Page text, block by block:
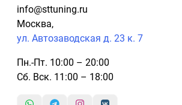
info@sttuning.ru
Москва,
ул. Автозаводская д. 23 к. 7
Пн.-Пт. 10:00 – 20:00
Сб. Вск. 11:00 – 18:00